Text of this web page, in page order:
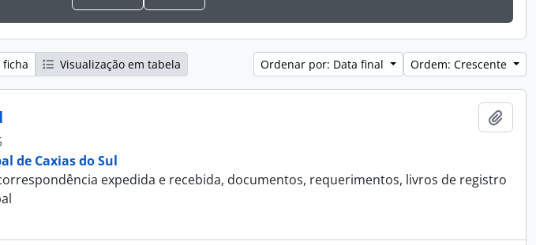
ficha Visualização em tabela Ordenar por: Data final Ordem: Crescente
de Caxias do Sul
expedida e recebida, documentos, requerimentos, livros de registro